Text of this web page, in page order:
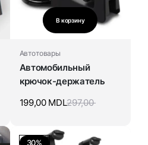
В корзину
Автотовары
Автомобильный
крючок-держатель
297,00
199,00 MDL
30%